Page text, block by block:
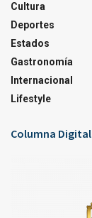
Cultura
Deportes
Estados
Gastronomía
Internacional
Lifestyle
Columna Digital